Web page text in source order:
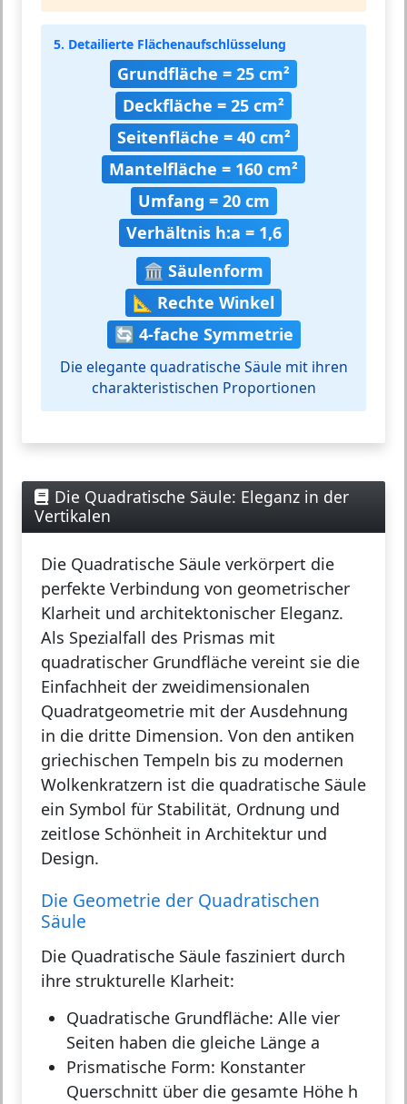
5. Detailierte Flächenaufschlüsselung
Grundfläche = 25 cm²
Deckfläche = 25 cm²
Seitenfläche = 40 cm²
Mantelfläche = 160 cm²
Umfang = 20 cm
Verhältnis h:a = 1,6
🏛️ Säulenform
📐 Rechte Winkel
🔄 4-fache Symmetrie
Die elegante quadratische Säule mit ihren
charakteristischen Proportionen
Die Quadratische Säule: Eleganz in der
Vertikalen
Die Quadratische Säule verkörpert die
perfekte Verbindung von geometrischer
Klarheit und architektonischer Eleganz.
Als Spezialfall des Prismas mit
quadratischer Grundfläche vereint sie die
Einfachheit der zweidimensionalen
Quadratgeometrie mit der Ausdehnung
in die dritte Dimension. Von den antiken
griechischen Tempeln bis zu modernen
Wolkenkratzern ist die quadratische Säule
ein Symbol für Stabilität, Ordnung und
zeitlose Schönheit in Architektur und
Design.
Die Geometrie der Quadratischen
Säule
Die Quadratische Säule fasziniert durch
ihre strukturelle Klarheit:
Quadratische Grundfläche: Alle vier
Seiten haben die gleiche Länge a
Prismatische Form: Konstanter
Querschnitt über die gesamte Höhe h